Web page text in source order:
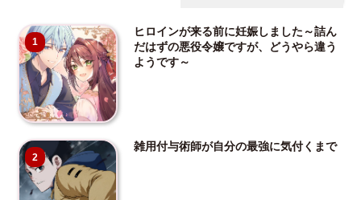
1
ヒロインが来る前に妊娠しました～詰ん
だはずの悪役令嬢ですが、どうやら違う
ようです～
2
雑用付与術師が自分の最強に気付くまで